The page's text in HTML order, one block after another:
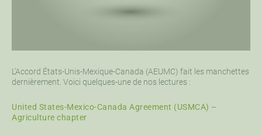
L’Accord États-Unis-Mexique-Canada (AEUMC) fait les manchettes
dernièrement. Voici quelques-une de nos lectures :
United States-Mexico-Canada Agreement (USMCA) –
Agriculture chapter